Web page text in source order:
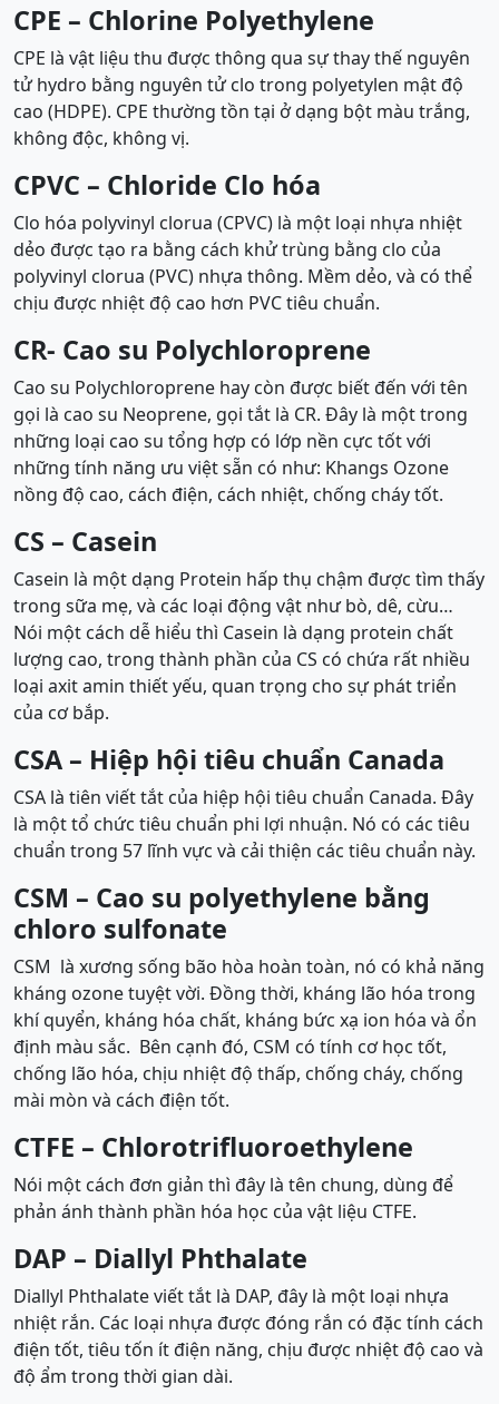
CPE – Chlorine Polyethylene
CPE là vật liệu thu được thông qua sự thay thế nguyên
tử hydro bằng nguyên tử clo trong polyetylen mật độ
cao (HDPE). CPE thường tồn tại ở dạng bột màu trắng,
không độc, không vị.
CPVC – Chloride Clo hóa
Clo hóa polyvinyl clorua (CPVC) là một loại nhựa nhiệt
dẻo được tạo ra bằng cách khử trùng bằng clo của
polyvinyl clorua (PVC) nhựa thông. Mềm dẻo, và có thể
chịu được nhiệt độ cao hơn PVC tiêu chuẩn.
CR- Cao su Polychloroprene
Cao su Polychloroprene hay còn được biết đến với tên
gọi là cao su Neoprene, gọi tắt là CR. Đây là một trong
những loại cao su tổng hợp có lớp nền cực tốt với
những tính năng ưu việt sẵn có như: Khangs Ozone
nồng độ cao, cách điện, cách nhiệt, chống cháy tốt.
CS – Casein
Casein là một dạng Protein hấp thụ chậm được tìm thấy
trong sữa mẹ, và các loại động vật như bò, dê, cừu…
Nói một cách dễ hiểu thì Casein là dạng protein chất
lượng cao, trong thành phần của CS có chứa rất nhiều
loại axit amin thiết yếu, quan trọng cho sự phát triển
của cơ bắp.
CSA – Hiệp hội tiêu chuẩn Canada
CSA là tiên viết tắt của hiệp hội tiêu chuẩn Canada. Đây
là một tổ chức tiêu chuẩn phi lợi nhuận. Nó có các tiêu
chuẩn trong 57 lĩnh vực và cải thiện các tiêu chuẩn này.
CSM – Cao su polyethylene bằng
chloro sulfonate
CSM là xương sống bão hòa hoàn toàn, nó có khả năng
kháng ozone tuyệt vời. Đồng thời, kháng lão hóa trong
khí quyển, kháng hóa chất, kháng bức xạ ion hóa và ổn
định màu sắc. Bên cạnh đó, CSM có tính cơ học tốt,
chống lão hóa, chịu nhiệt độ thấp, chống cháy, chống
mài mòn và cách điện tốt.
CTFE – Chlorotrifluoroethylene
Nói một cách đơn giản thì đây là tên chung, dùng để
phản ánh thành phần hóa học của vật liệu CTFE.
DAP – Diallyl Phthalate
Diallyl Phthalate viết tắt là DAP, đây là một loại nhựa
nhiệt rắn. Các loại nhựa được đóng rắn có đặc tính cách
điện tốt, tiêu tốn ít điện năng, chịu được nhiệt độ cao và
độ ẩm trong thời gian dài.